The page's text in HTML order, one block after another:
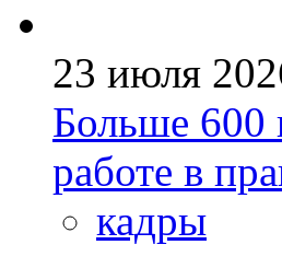
23 июля
Больше 600
работе в
кадры